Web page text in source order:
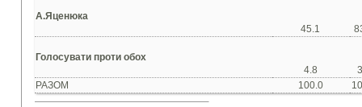
А.Яценюка
45.1
Голосувати проти обох
4.8
РАЗОМ
100.0